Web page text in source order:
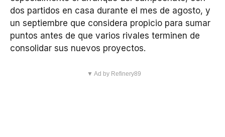
dos partidos en casa durante el mes de agosto, y
un septiembre que considera propicio para sumar
puntos antes de que varios rivales terminen de
consolidar sus nuevos proyectos.
▼ Ad by Refinery89